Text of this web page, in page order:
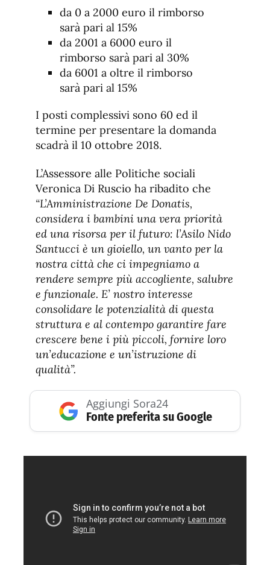
da 0 a 2000 euro il rimborso
sarà pari al 15%
da 2001 a 6000 euro il
rimborso sarà pari al 30%
da 6001 a oltre il rimborso
sarà pari al 15%
I posti complessivi sono 60 ed il
termine per presentare la domanda
scadrà il 10 ottobre 2018.
L’Assessore alle Politiche sociali
Veronica Di Ruscio ha ribadito che
“L’Amministrazione De Donatis,
considera i bambini una vera priorità
ed una risorsa per il futuro: l’Asilo Nido
Santucci è un gioiello, un vanto per la
nostra città che ci impegniamo a
rendere sempre più accogliente, salubre
e funzionale. E’ nostro interesse
consolidare le potenzialità di questa
struttura e al contempo garantire fare
crescere bene i più piccoli, fornire loro
un’educazione e un’istruzione di
qualità”.
Aggiungi Sora24
Fonte preferita su Google